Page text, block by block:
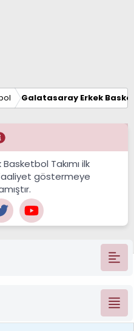
Galatasaray Erkek
Takımı ilk
faaliyet göstermeye